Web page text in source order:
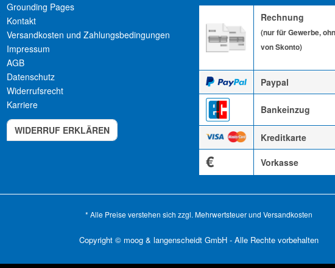
Grounding Pages
Kontakt
Versandkosten und Zahlungsbedingungen
Impressum
AGB
Datenschutz
Widerrufsrecht
Karriere
WIDERRUF ERKLÄREN
Rechnung
(nur für Gewerbe,
von Skonto)
Paypal
Bankeinzug
Kreditkarte
€ Vorkasse
* Alle Preise verstehen sich zzgl. Mehrwertsteuer und Versandkosten
Copyright © moog & langenscheidt GmbH - Alle Rechte vorbehalten